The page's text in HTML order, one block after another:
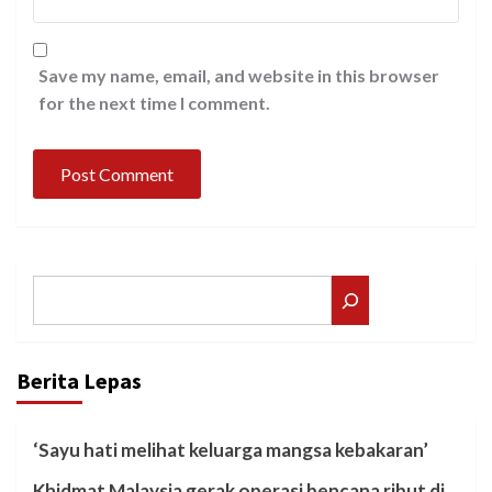
Save my name, email, and website in this browser
for the next time I comment.
Berita Lepas
‘Sayu hati melihat keluarga mangsa kebakaran’